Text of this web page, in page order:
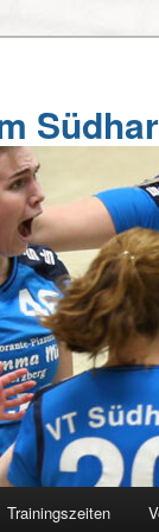
Trainingszeiten